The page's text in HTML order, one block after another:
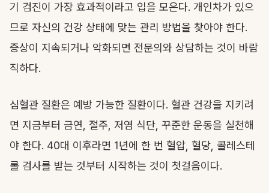
기 검진이 가장 효과적이라고 입을 모은다. 개인차가 있으
므로 자신의 건강 상태에 맞는 관리 방법을 찾아야 한다.
증상이 지속되거나 악화되면 전문의와 상담하는 것이 바람
직하다.
심혈관 질환은 예방 가능한 질환이다. 혈관 건강을 지키려
면 지금부터 금연, 절주, 저염 식단, 꾸준한 운동을 실천해
야 한다. 40대 이후라면 1년에 한 번 혈압, 혈당, 콜레스테
롤 검사를 받는 것부터 시작하는 것이 첫걸음이다.